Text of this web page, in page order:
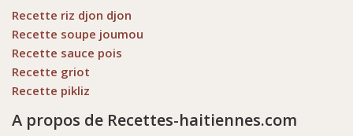
Recette riz djon djon
Recette soupe joumou
Recette sauce pois
Recette griot
Recette pikliz
A propos de Recettes-haitiennes.com